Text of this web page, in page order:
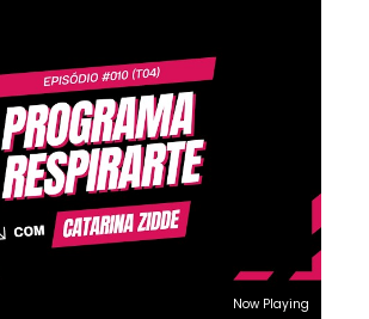
Now Playing